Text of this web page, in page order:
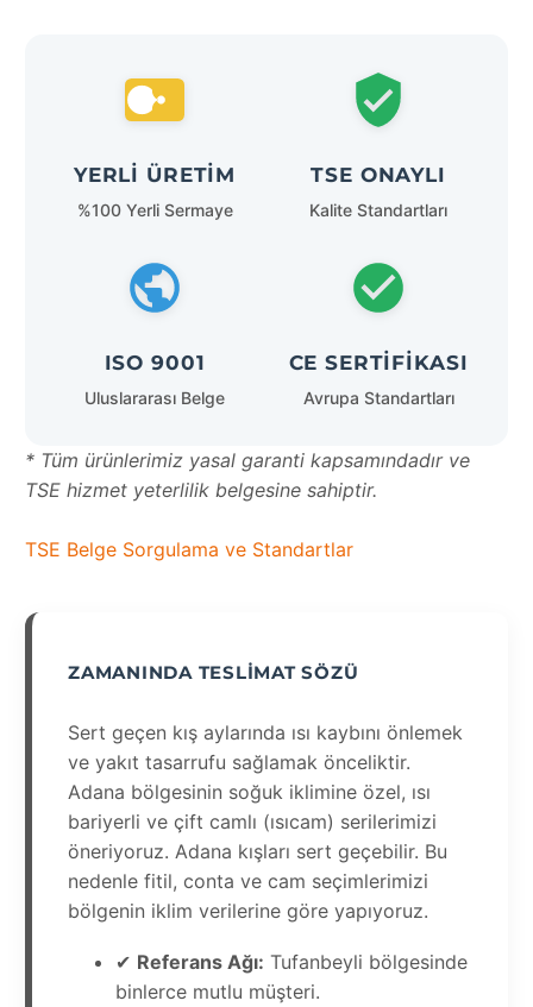
YERLI ÜRETIM
%100 Yerli Sermaye
TSE ONAYLI
Kalite Standartları
ISO 9001
Uluslararası Belge
CE SERTIFIKASI
Avrupa Standartları
* Tüm ürünlerimiz yasal garanti kapsamındadır ve
TSE hizmet yeterlilik belgesine sahiptir.
TSE Belge Sorgulama ve Standartlar
ZAMANINDA TESLIMAT SÖZÜ
Sert geçen kış aylarında ısı kaybını önlemek
ve yakıt tasarrufu sağlamak önceliktir.
Adana bölgesinin soğuk iklimine özel, ısı
bariyerli ve çift camlı (ısıcam) serilerimizi
öneriyoruz. Adana kışları sert geçebilir. Bu
nedenle fitil, conta ve cam seçimlerimizi
bölgenin iklim verilerine göre yapıyoruz.
✔ Referans Ağı: Tufanbeyli bölgesinde
binlerce mutlu müşteri.